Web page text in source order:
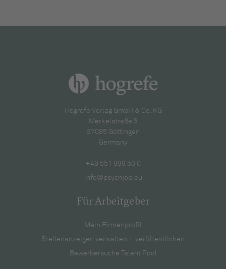
Hogrefe Verlag GmbH & Co. KG
Merkelstraße 3
37085 Göttingen
Germany
+49 551 999 50 0
info@psychjob.eu
Für Arbeitgeber
Mein Firmenprofil
Stellenanzeigen verwalten + veröffentlichen
Bewerbersuche Talent Pool